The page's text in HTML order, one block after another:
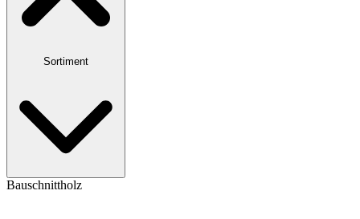
Sortiment
Bauschnittholz